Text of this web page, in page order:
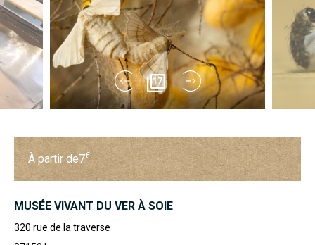
17
À partir de7€
MUSÉE VIVANT DU VER À SOIE
320 rue de la traverse